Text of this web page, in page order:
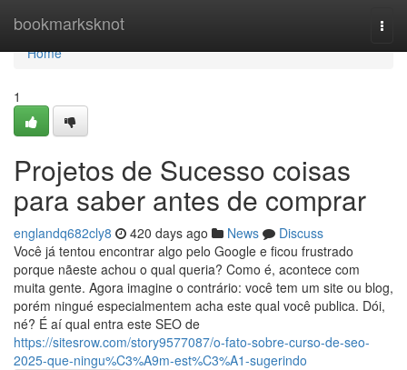
bookmarksknot
Home
Home
1
Projetos de Sucesso coisas
para saber antes de comprar
englandq682cly8 420 days ago News
Discuss
Você já tentou encontrar algo pelo Google e ficou frustrado
porque nãeste achou o qual queria? Como é, acontece com
muita gente. Agora imagine o contrário: você tem um site ou blog,
porém ningué especialmentem acha este qual você publica. Dói,
né? É aí qual entra este SEO de
https://sitesrow.com/story9577087/o-fato-sobre-curso-de-seo-
2025-que-ningu%C3%A9m-est%C3%A1-sugerindo